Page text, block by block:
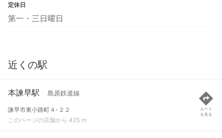
定休日
第一・三日曜日
近くの駅
本諫早駅 島原鉄道線
諫早市東小路町４-２２
このページの店舗から 425 m
ルート
を見る